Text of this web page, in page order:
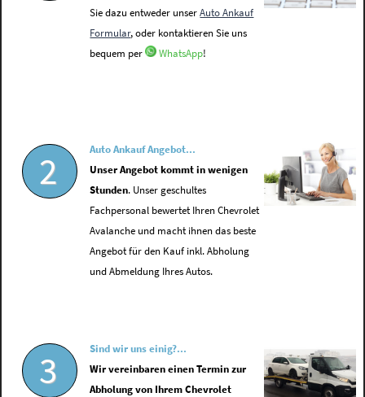
Sie dazu entweder unserAuto Ankauf
Formular, oder kontaktieren Sie uns
bequem per
WhatsApp!
2
Auto Ankauf Angebot...
Unser Angebot kommt in wenigen
Stunden. Unser geschultes
Fachpersonal bewertet Ihren Chevrolet
Avalanche und macht ihnen das beste
Angebot für den Kauf inkl. Abholung
und Abmeldung Ihres Autos.
3
Sind wir uns einig?...
Wir vereinbaren einen Termin zur
Abholung von Ihrem Chevrolet